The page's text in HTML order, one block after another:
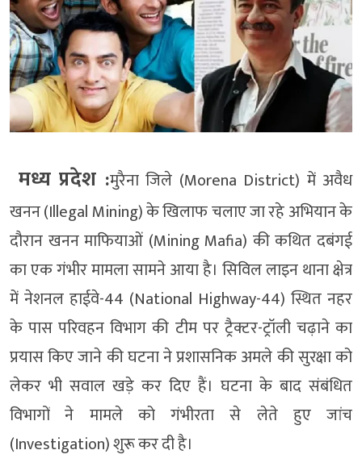
मध्य प्रदेश :मुरैना जिले (Morena District) में अवैध
खनन (Illegal Mining) के खिलाफ चलाए जा रहे अभियान के
दौरान खनन माफियाओं (Mining Mafia) की कथित दबंगई
का एक गंभीर मामला सामने आया है। सिविल लाइन थाना क्षेत्र
में नेशनल हाईवे-44 (National Highway-44) स्थित नहर
के पास परिवहन विभाग की टीम पर ट्रैक्टर-ट्रॉली चढ़ाने का
प्रयास किए जाने की घटना ने प्रशासनिक अमले की सुरक्षा को
लेकर भी सवाल खड़े कर दिए हैं। घटना के बाद संबंधित
विभागों ने मामले को गंभीरता से लेते हुए जांच
(Investigation) शुरू कर दी है।